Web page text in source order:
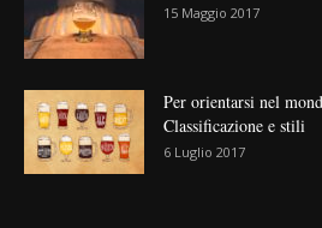
15 Maggio 2017
Per orientarsi nel
Classificazione e stili
6 Luglio 2017